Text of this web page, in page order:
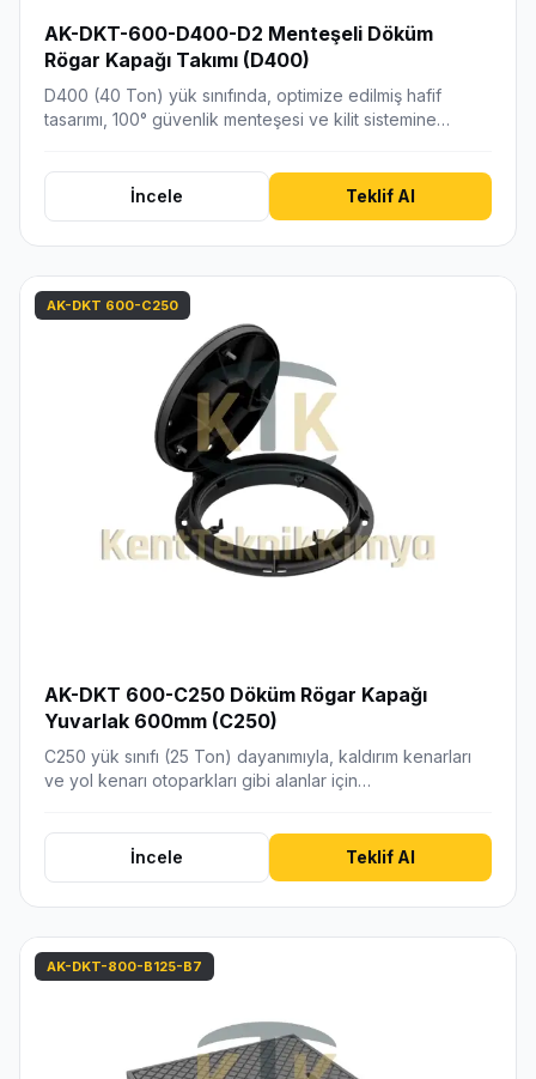
AK-DKT-600-D400-D2 Menteşeli Döküm
Rögar Kapağı Takımı (D400)
D400 (40 Ton) yük sınıfında, optimize edilmiş hafif
tasarımı, 100° güvenlik menteşesi ve kilit sistemine…
İncele Teklif Al
AK-DKT 600-C250
AK-DKT 600-C250 Döküm Rögar Kapağı
Yuvarlak 600mm (C250)
C250 yük sınıfı (25 Ton) dayanımıyla, kaldırım kenarları
ve yol kenarı otoparkları gibi alanlar için…
İncele Teklif Al
AK-DKT-800-B125-B7